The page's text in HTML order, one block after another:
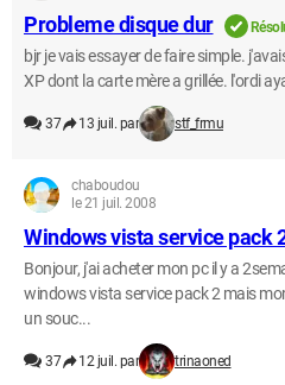
Probleme disque dur
bjr je vais essayer de faire simple.
XP dont la carte mère a grillée. l'ordi
37 13 juil. par stf_frmu
chaboudou
le 21 juil. 2008
Windows vista service pack
Bonjour, j'ai acheter mon pc il y a
windows vista service pack 2 mais
un souc...
37 12 juil. par trinaoned